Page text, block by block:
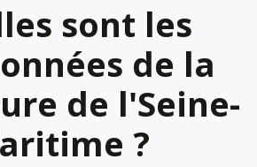
sont les
de la
de l'Seine-
?